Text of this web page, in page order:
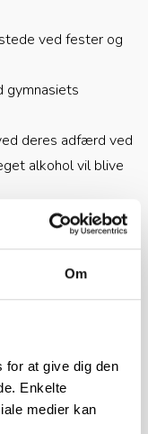
Om
for at give dig den
Enkelte
medier kan
ved fester og
gymnasiets
deres adfærd ved
alkohol vil blive
ved indgangen og
end 0,5
ved kontakt til
ved
der